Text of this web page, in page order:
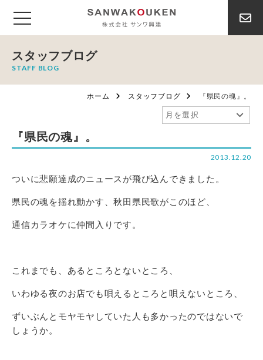
スタッフブログ
STAFF BLOG
ホーム スタッフブログ 『県民の魂』。
『県民の魂』。
2013.12.20
ついに悲願達成のニュースが飛び込んできました。
県民の魂を揺れ動かす、秋田県民歌がこのほど、
通信カラオケに仲間入りです。
これまでも、あるところとないところ、
いわゆる夜のお店でも唄えるところと唄えないところ、
ずいぶんとモヤモヤしていた人も多かったのではないで
しょうか。